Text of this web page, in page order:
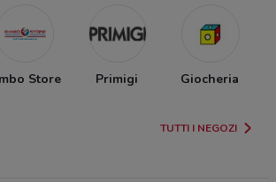
Store Primigi Giocheria
TUTTI I NEGOZI